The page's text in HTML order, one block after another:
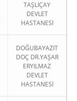
TAŞLIÇAY
DEVLET
HASTANESİ
DOĞUBAYAZIT
DOÇ DR.YAŞAR
ERYILMAZ
DEVLET
HASTANESİ